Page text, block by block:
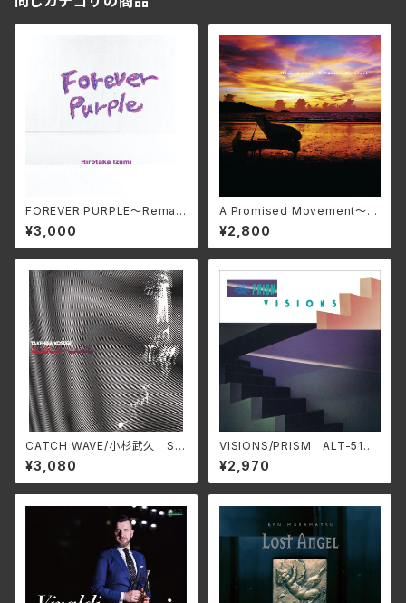
FOREVER PURPLE〜Remas
tered Edition〜/和泉宏隆
MMF-615
¥3,000
A Promised Movement〜 R
emastered Edition〜/和泉宏
隆 MMF-613
¥2,800
CATCH WAVE/小杉武久 SW
AX-502C(仕様:CD)
¥3,080
VISIONS/PRISM ALT-519C
(仕様:SHM-CD)
¥2,970